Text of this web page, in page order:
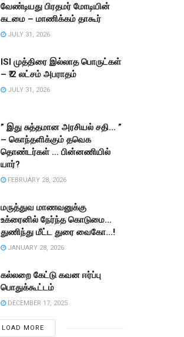
வேண்டியது பிரதமர் மோடியின்
கடமை – மாணிக்கம் தாகூர்
JULY 31, 2026
ISI முத்திரை இல்லாத பொருட்கள்
– ₹.2 லட்சம் அபராதம்
JULY 31, 2026
” இது சுத்தமான அரசியல் சதி… ”
– கொந்தளிக்கும் தவெக
தொண்டர்கள் … பின்னணியில்
யார்?
FEBRUARY 28, 2026
மருத்துவ மாணவனுக்கு
உக்ரைனில் நேர்ந்த கொடுமை…
துணிந்து மீட்ட துரை வைகோ…!
JANUARY 28, 2026
கல்லறை கேட்டு கவன ஈர்ப்பு
பொதுக்கூட்டம்
DECEMBER 17, 2025
LOAD MORE